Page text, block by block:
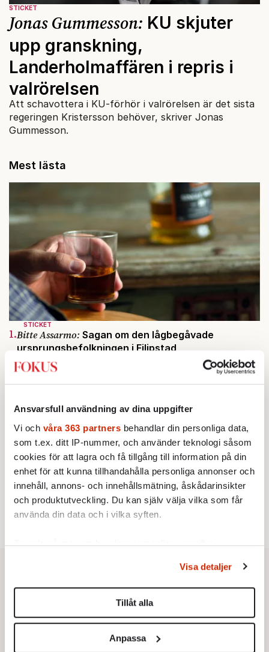
Ansvarsfull användning av dina uppgifter
Vi och våra 363 partners behandlar din personliga data,
som t.ex. ditt IP-nummer, och använder teknologi såsom
cookies för att lagra och få tillgång till information på din
enhet för att kunna tillhandahålla personliga annonser och
innehåll, annons- och innehållsmätning, åskådarinsikter
och produktutveckling. Du kan själv välja vilka som får
använda din data och i vilka syften.
Ta reda på mer om hur dina personliga uppgifter
Du kan ändra eller dra tillbaka ditt samtycke när som
helst från cookie-förklaringen.
Vi använder enhetsidentifierare för att anpassa innehållet
för sociala medier och analysera vår trafik. Vi
Visa detaljer
Tillåt alla
Anpassa
STICKET
Jonas Gummesson: KU skjuter
upp granskning,
Landerholmaffären i repris i
valrörelsen
Att schavottera i KU-förhör i valrörelsen är det sista
regeringen Kristersson behöver, skriver Jonas
Gummesson.
Mest lästa
STICKET
1.Bitte Assarmo: Sagan om den lågbegåvade
ursprungsbefolkningen i Filipstad
2.Frans Wachtmeister:
Ja, AC är ett hot mot den
franska civilisationen
3.Sakine Madon: Efter islamistdådet oroar sig
vänstern för Agnes Wold
STICKET
4. Dan Korn:Quisling, quislingar och sten i glashus
KRÖNIKA
5.Nina Lekander:På ”Kommunisthögskolan” drömde
alla om att vara arbetarklass
STICKET
6.Johan Romin:Andersson, hur ska du få ihop det
här?